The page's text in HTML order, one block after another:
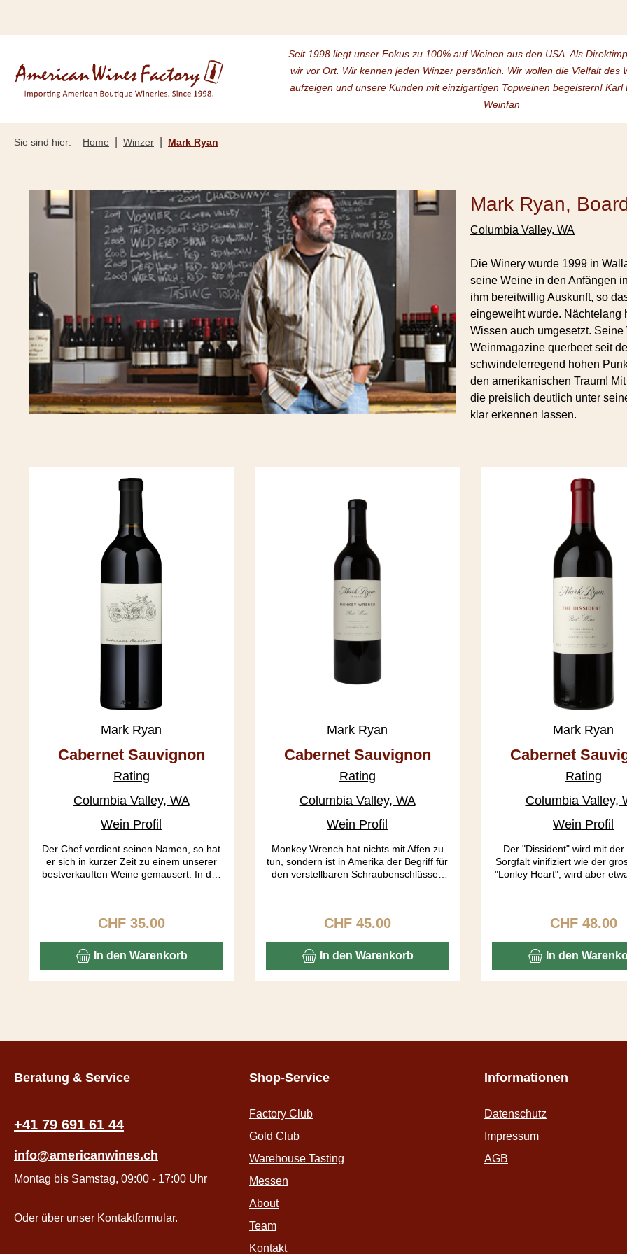
Seit 1998 liegt unser Fokus zu 100% auf Weinen aus den USA. Als
wir vor Ort. Wir kennen jeden Winzer persönlich. Wir wollen die Vielfalt des
aufzeigen und unsere Kunden mit einzigartigen Topweinen begeistern! Karl
Weinfan
Sie sind hier: Home Winzer Mark Ryan
Mark Ryan,
Columbia Valley, WA
Die Winery wurde 1999 in
seine Weine in den Anfängen
ihm bereitwillig Auskunft, so
eingeweiht wurde. Nächtelang
Wissen auch umgesetzt.
Weinmagazine querbeet seit
schwindelerregend hohen
den amerikanischen Traum!
die preislich deutlich unter
klar erkennen lassen.
Mark Ryan
Cabernet Sauvignon
2022 Board Track Racer,
The Chief
Rating
Columbia Valley, WA
Wein Profil
Der Chef verdient seinen Namen, so hat
er sich in kurzer Zeit zu einem unserer
bestverkauften Weine gemausert. In der
und Kokus. Ein männliches Tannin, dem
sich mit der Frucht zu einem langen
Abgang.
Regulärer Preis:
CHF 35.00
In den Warenkorb
Mark Ryan
Cabernet Sauvignon
2021 Monkey Wrench
Rating
Columbia Valley, WA
Wein Profil
Monkey Wrench hat nichts mit Affen zu
tun, sondern ist in Amerika der Begriff für
den verstellbaren Schraubenschlüssel,
Wein sich dem Essen anpassen. Ich
perfekter Speisebegleiter gelungen.
Probieren geht über studieren.
Regulärer Preis:
CHF 45.00
In den Warenkorb
Mark Ryan
Cabernet
2020 TheRating
Columbia Valley,
Wein Profil
Der "Dissident" wird mit der
Sorgfalt vinifiziert wie der
"Lonley Heart", wird aber
wir hier von einem Blend und
auch ein ganz Grosser,
Vergangenheit immer um die
Regulärer
CHF 48.00
In den
Beratung & Service
+41 79 691 61 44
info@americanwines.ch
Montag bis Samstag, 09:00 - 17:00 Uhr
Oder über unser Kontaktformular.
Shop-Service
Factory Club
Gold Club
Warehouse Tasting
Messen
About
Team
Kontakt
Informationen
Datenschutz
Impressum
AGB